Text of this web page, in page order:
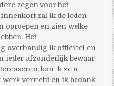
zegen voor het
zal ik de leden
oproepen en zien welke
Het
overhandig ik officieel en
ieder afzonderlijk bewaar
kan ik ze u
werk verricht en ik bedank